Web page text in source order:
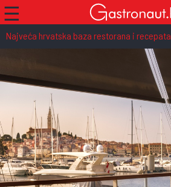
☰
Najveća hrvatska baza restorana i recepata